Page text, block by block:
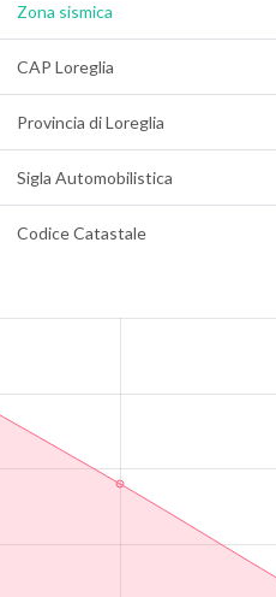
Zona sismica
CAP Loreglia
Provincia di Loreglia
Sigla Automobilistica
Codice Catastale